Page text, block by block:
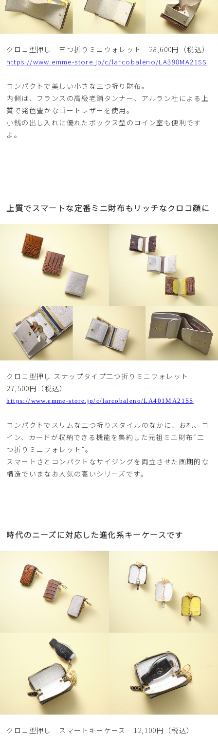
クロコ型押し 三つ折りミニウォレット 28,600円（税込）
https://www.emme-store.jp/c/larcobaleno/LA390MA21SS
コンパクトで美しい小さな三つ折り財布。
内側は、フランスの高級老舗タンナー、アルラン社による上
質で発色豊かなゴートレザーを使用。
小銭の出し入れに優れたボックス型のコイン室も便利です
よ。
上質でスマートな定番ミニ財布もリッチなクロコ顔に
クロコ型押し スナップタイプ二つ折りミニウォレット
27,500円（税込）
https://www.emme-store.jp/c/larcobaleno/LA401MA21SS
コンパクトでスリムな二つ折りスタイルのなかに、お札、コ
イン、カードが収納できる機能を集約した元祖ミニ財布“二
つ折りミニウォレット”。
スマートさとコンパクトなサイジングを両立させた画期的な
構造でいまなお人気の高いシリーズです。
時代のニーズに対応した進化系キーケースです
クロコ型押し スマートキーケース 12,100円（税込）